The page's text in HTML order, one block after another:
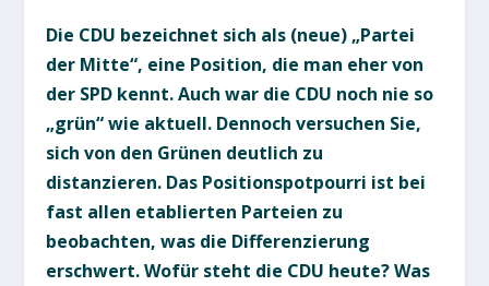
Die CDU bezeichnet sich als (neue) „Partei
der Mitte“, eine Position, die man eher von
der SPD kennt. Auch war die CDU noch nie so
„grün“ wie aktuell. Dennoch versuchen Sie,
sich von den Grünen deutlich zu
distanzieren. Das Positionspotpourri ist bei
fast allen etablierten Parteien zu
beobachten, was die Differenzierung
erschwert. Wofür steht die CDU heute? Was